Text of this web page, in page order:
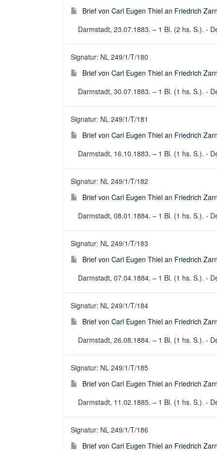
Brief von Carl Eugen Thiel an Friedrich
Darmstadt, 23.07.1883. – 1 Bl. (2 hs. S.). -
Signatur: NL 249/1/T/180
Brief von Carl Eugen Thiel an Friedrich
Darmstadt, 30.07.1883. – 1 Bl. (1 hs. S.). -
Signatur: NL 249/1/T/181
Brief von Carl Eugen Thiel an Friedrich
Darmstadt, 16.10.1883. – 1 Bl. (1 hs. S.). -
Signatur: NL 249/1/T/182
Brief von Carl Eugen Thiel an Friedrich
Darmstadt, 08.01.1884. – 1 Bl. (1 hs. S.). -
Signatur: NL 249/1/T/183
Brief von Carl Eugen Thiel an Friedrich
Darmstadt, 07.04.1884. – 1 Bl. (1 hs. S.). -
Signatur: NL 249/1/T/184
Brief von Carl Eugen Thiel an Friedrich
Darmstadt, 26.08.1884. – 1 Bl. (1 hs. S.). -
Signatur: NL 249/1/T/185
Brief von Carl Eugen Thiel an Friedrich
Darmstadt, 11.02.1885. – 1 Bl. (1 hs. S.). -
Signatur: NL 249/1/T/186
Brief von Carl Eugen Thiel an Friedrich